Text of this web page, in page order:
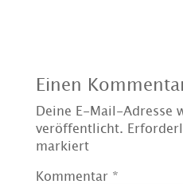
Einen
Deine E-Mail-Adresse
veröffentlicht.
markiert
Kommentar *